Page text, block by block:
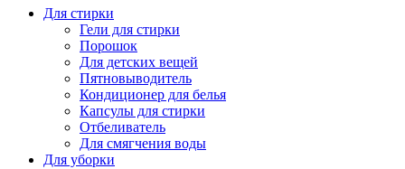
Для стирки
Гели для стирки
Порошок
Для детских вещей
Пятновыводитель
Кондиционер для белья
Капсулы для стирки
Отбеливатель
Для смягчения воды
Для уборки